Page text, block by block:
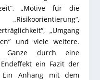
„Motive für die
„Umgang
und viele weitere.
Ganze durch eine
ein Fazit der
Anhang mit dem